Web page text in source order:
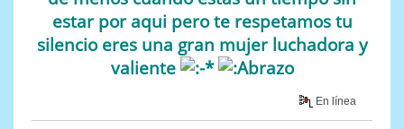
estar por aqui pero te respetamos tu
silencio eres una gran mujer luchadora y
valiente
En línea